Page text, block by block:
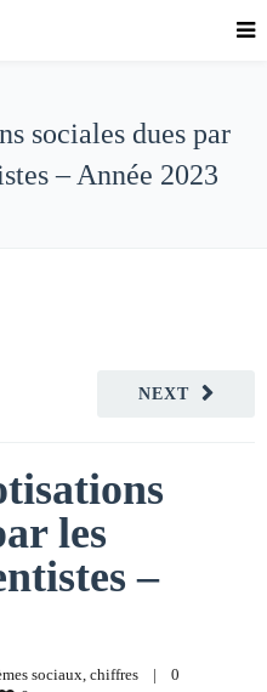
sociales dues par
– Année 2023
NEXT
les
–
sociaux, chiffres |
0